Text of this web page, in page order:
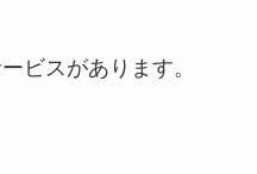
ビスがあります。